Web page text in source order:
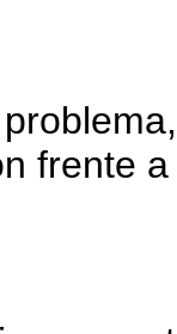
frente a